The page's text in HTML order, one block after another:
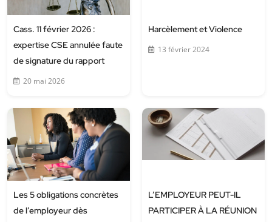
Cass. 11 février 2026 :
expertise CSE annulée faute
de signature du rapport
20 mai 2026
Harcèlement et Violence
13 février 2024
Les 5 obligations concrètes
de l’employeur dès
L’EMPLOYEUR PEUT-IL
PARTICIPER À LA RÉUNION